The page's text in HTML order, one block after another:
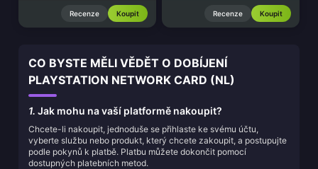
Recenze Koupit Recenze Koupit
CO BYSTE MĚLI VĚDĚT O DOBÍJENÍ
PLAYSTATION NETWORK CARD (NL)
1. Jak mohu na vaší platformě nakoupit?
Chcete-li nakoupit, jednoduše se přihlaste ke svému účtu,
vyberte službu nebo produkt, který chcete zakoupit, a postupujte
podle pokynů k platbě. Platbu můžete dokončit pomocí
dostupných platebních metod.